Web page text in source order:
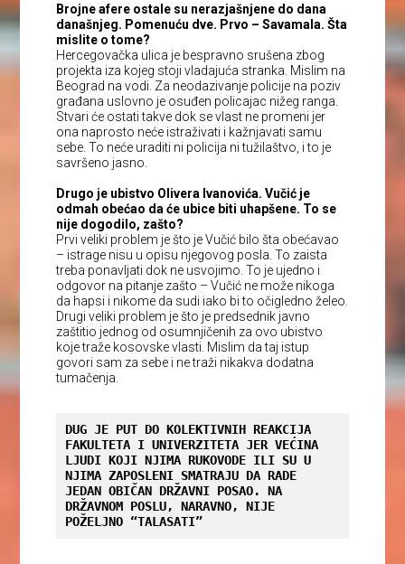
Brojne afere ostale su nerazjašnjene do dana
današnjeg. Pomenuću dve. Prvo – Savamala. Šta
mislite o tome?
Hercegovačka ulica je bespravno srušena zbog
projekta iza kojeg stoji vladajuća stranka. Mislim na
Beograd na vodi. Za neodazivanje policije na poziv
građana uslovno je osuđen policajac nižeg ranga.
Stvari će ostati takve dok se vlast ne promeni jer
ona naprosto neće istraživati i kažnjavati samu
sebe. To neće uraditi ni policija ni tužilaštvo, i to je
savršeno jasno.
Drugo je ubistvo Olivera Ivanovića. Vučić je
odmah obećao da će ubice biti uhapšene. To se
nije dogodilo, zašto?
Prvi veliki problem je što je Vučić bilo šta obećavao
– istrage nisu u opisu njegovog posla. To zaista
treba ponavljati dok ne usvojimo. To je ujedno i
odgovor na pitanje zašto – Vučić ne može nikoga
da hapsi i nikome da sudi iako bi to očigledno želeo.
Drugi veliki problem je što je predsednik javno
zaštitio jednog od osumnjičenih za ovo ubistvo
koje traže kosovske vlasti. Mislim da taj istup
govori sam za sebe i ne traži nikakva dodatna
tumačenja.
DUG JE PUT DO KOLEKTIVNIH REAKCIJA
FAKULTETA I UNIVERZITETA JER VEĆINA
LJUDI KOJI NJIMA RUKOVODE ILI SU U
NJIMA ZAPOSLENI SMATRAJU DA RADE
JEDAN OBIČAN DRŽAVNI POSAO. NA
DRŽAVNOM POSLU, NARAVNO, NIJE
POŽELJNO “TALASATI”